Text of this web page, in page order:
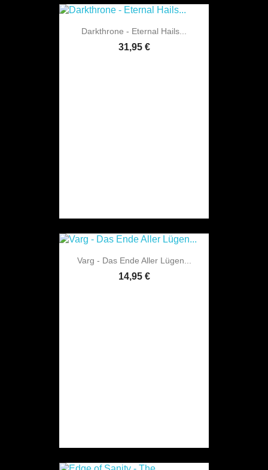
Darkthrone - Eternal Hails...
31,95 €
Varg - Das Ende Aller Lügen...
14,95 €